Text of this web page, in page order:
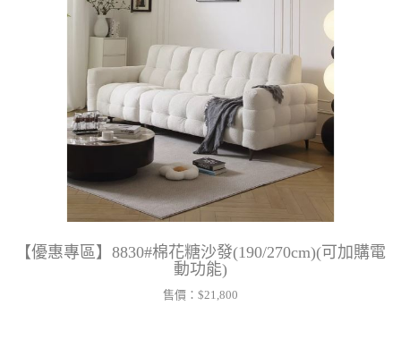
【優惠專區】8830#棉花糖沙發(190/270cm)(可加購電
動功能)
售價： $21,800